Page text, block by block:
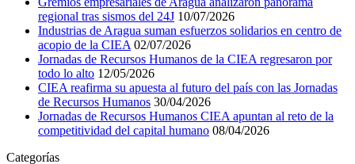
regional tras sismos del 24J 10/07/2026
Industrias de Aragua suman esfuerzos solidarios en centro de
acopio de la CIEA 02/07/2026
Jornadas de Recursos Humanos de la CIEA regresaron por
todo lo alto 12/05/2026
CIEA reafirma su apuesta al futuro del país con las Jornadas
de Recursos Humanos 30/04/2026
Jornadas de Recursos Humanos CIEA apuntan al reto de la
competitividad del capital humano 08/04/2026
Categorías